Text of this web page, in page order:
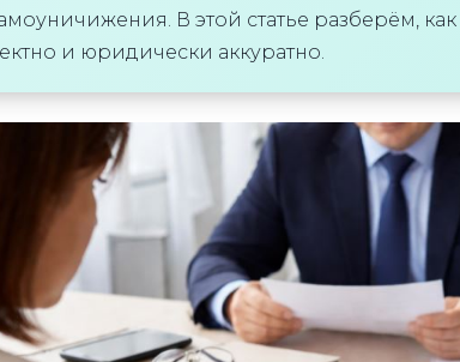
В этой статье разберём,
и юридически аккуратно.